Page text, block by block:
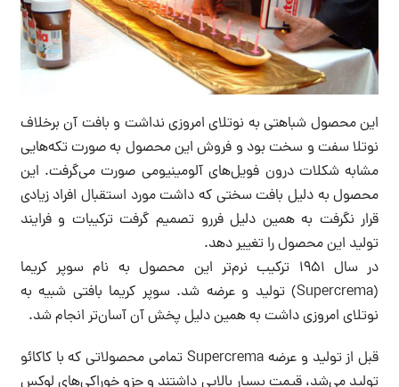
این محصول شباهتی به نوتلای امروزی نداشت و بافت آن برخلاف
نوتلا سفت و سخت بود و فروش این محصول به صورت تکه‌هایی
مشابه شکلات درون فویل‌های آلومینیومی صورت می‌گرفت. این
محصول به دلیل بافت سختی که داشت مورد استقبال افراد زیادی
قرار نگرفت به همین دلیل فررو تصمیم گرفت ترکیبات و فرایند
تولید این محصول را تغییر دهد.
در سال ۱۹۵۱ ترکیب نرم‌تر این محصول به نام سوپر کریما
(Supercrema) تولید و عرضه شد. سوپر کریما بافتی شبیه به
نوتلای امروزی داشت به همین دلیل پخش آن آسان‌تر انجام شد.
قبل از تولید و عرضه Supercrema تمامی محصولاتی که با کاکائو
تولید می‌شد، قیمت بسیار بالایی داشتند و جزو خوراکی‌های لوکس